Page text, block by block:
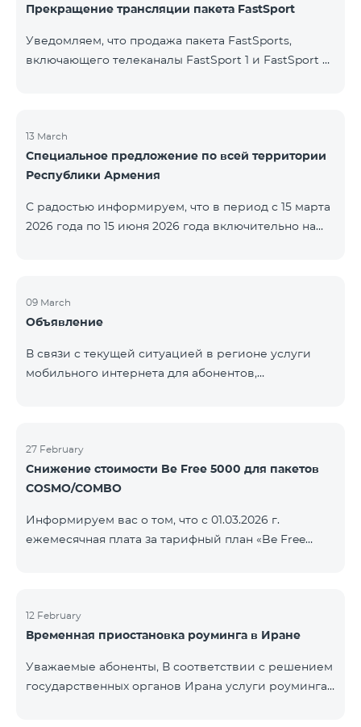
Прекращение трансляции пакета FastSport
Уведомляем, что продажа пакета FastSports,
включающего телеканалы FastSport 1 и FastSport 2,
решением вещателя. По вопросам или для
получения дополнительной информации просим
обращаться в компанию «Фаст Медиа».
13 March
Специальное предложение по всей территории
Республики Армения
С радостью информируем, что в период с 15 марта
2026 года по 15 июня 2026 года включительно на
Региональный будут доступны со скидкой 25% при
подключении на 12 месяцев с автоматическим
пакет COMBO 4 9900 также предоставляется со
скидкой 25% сроком на 12 месяцев. Кроме того, для
09 March
Объявление
В связи с текущей ситуацией в регионе услуги
мобильного интернета для абонентов,
Дополнительная информация будет
предоставлена в случае изменения ситуации.
Благодарим за понимание.
27 February
Снижение стоимости Be Free 5000 для пакетов
COSMO/COMBO
Информируем вас о том, что с 01.03.2026 г.
ежемесячная плата за тарифный план «Be Free
тарифному плану могут все абоненты с активной
подпиской на пакеты услуг COSMO или COMBO. С
ознакомиться здесь.
12 February
Временная приостановка роуминга в Иране
Уважаемые абоненты, В соответствии с решением
государственных органов Ирана услуги роуминга